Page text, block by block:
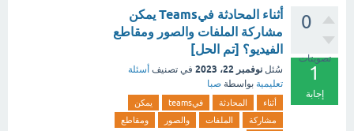
0
تصويتات
1
إجابة
أثناء المحادثة فيTeams يمكن
مشاركة الملفات والصور ومقاطع
الفيديو؟ [تم الحل]
سُئل نوفمبر 22، 2023 في تصنيف أسئلة
تعليمية بواسطة صبا
أثناء المحادثة فيteams
يمكن
مشاركة
الملفات والصور
ومقاطع